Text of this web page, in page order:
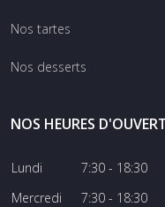
Nos tartes
Nos desserts
NOS HEURES
Lundi
Mercredi
7:30 - 18:30
7:30 - 18:30